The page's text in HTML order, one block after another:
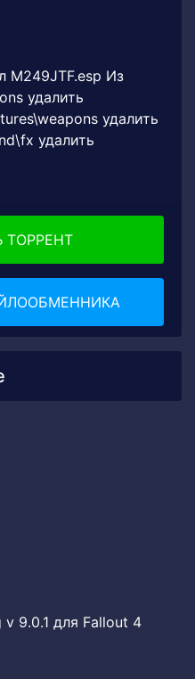
М249JTF.esp Из
удалить
удалить
удалить
ТОРРЕНТ
9.0.1 для Fallout 4